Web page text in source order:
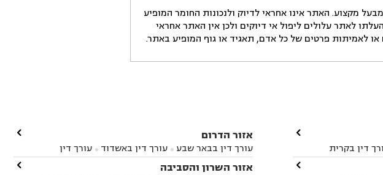
מקצוע. האתר אינו אחראי לדיוק ולנכונות החומר המופיע
לאתר עלולים ליפול אי דיוקים ולכן אין האתר אחראי
לאמיתות פרטים של כל אדם, תאגיד או גוף המופיע באתר.
דין בקרית
פינה
עורך דין


אזור הדרום
עורך דין בבאר שבע  עורך דין באשדוד 
עורך דין
באשקלון
עורך דין בבאר טוביה עורך דין בגן יבנה

אזור השרון והסביבה 